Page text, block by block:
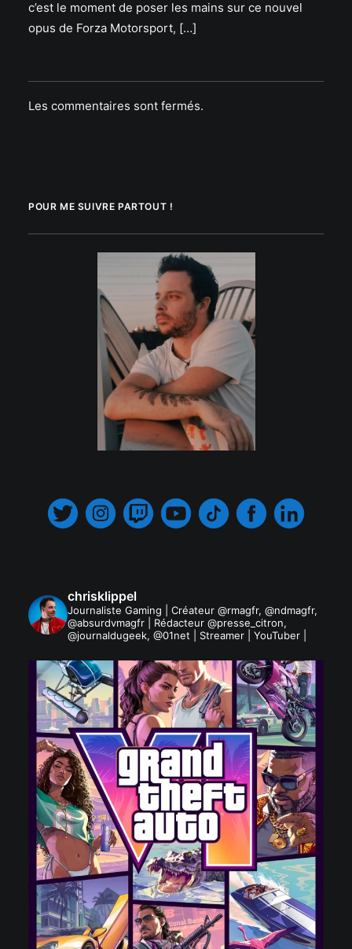
c’est le moment de poser les mains sur ce nouvel
opus de Forza Motorsport, […]
Les commentaires sont fermés.
POUR ME SUIVRE PARTOUT !
chrisklippel
Journaliste Gaming | Créateur @rmagfr, @ndmagfr,
@absurdvmagfr | Rédacteur @presse_citron,
@journaldugeek, @01net | Streamer | YouTuber |